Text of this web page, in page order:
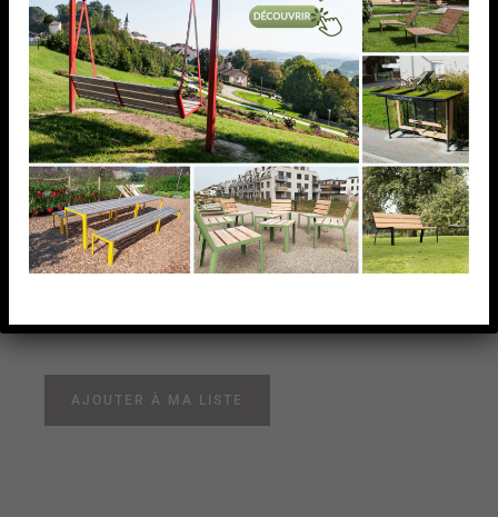
RACCORD EN CROIX, 25
X 25 X 2,0 MM,AISI316
BROSSE
BROSSE
AJOUTER À MA LISTE